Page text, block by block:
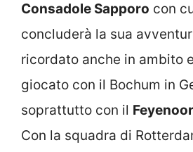
Consadole Sapporo con
concluderà la sua
ricordato anche in ambito
giocato con il Bochum in
soprattutto con il
Con la squadra di